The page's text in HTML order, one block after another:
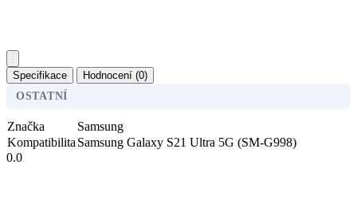
Specifikace
Hodnocení (0)
OSTATNÍ
Značka
Samsung
KompatibilitaSamsung Galaxy S21 Ultra 5G (SM-G998)
0.0